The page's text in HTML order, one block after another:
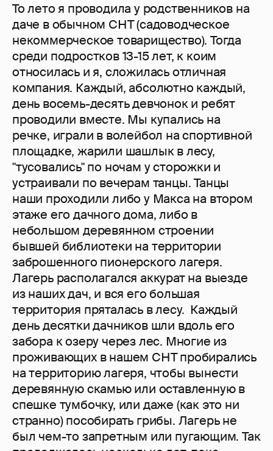
То лето я проводила у родственников на
даче в обычном СНТ (садоводческое
некоммерческое товарищество). Тогда
среди подростков 13-15 лет, к коим
относилась и я, сложилась отличная
компания. Каждый, абсолютно каждый,
день восемь-десять девчонок и ребят
проводили вместе. Мы купались на
речке, играли в волейбол на спортивной
площадке, жарили шашлык в лесу,
"тусовались" по ночам у сторожки и
устраивали по вечерам танцы. Танцы
наши проходили либо у Макса на втором
этаже его дачного дома, либо в
небольшом деревянном строении
бывшей библиотеки на территории
заброшенного пионерского лагеря.
Лагерь располагался аккурат на выезде
из наших дач, и вся его большая
территория пряталась в лесу. Каждый
день десятки дачников шли вдоль его
забора к озеру через лес. Многие из
проживающих в нашем СНТ пробирались
на территорию лагеря, чтобы вынести
деревянную скамью или оставленную в
спешке тумбочку, или даже (как это ни
странно) пособирать грибы. Лагерь не
был чем-то запретным или пугающим. Так